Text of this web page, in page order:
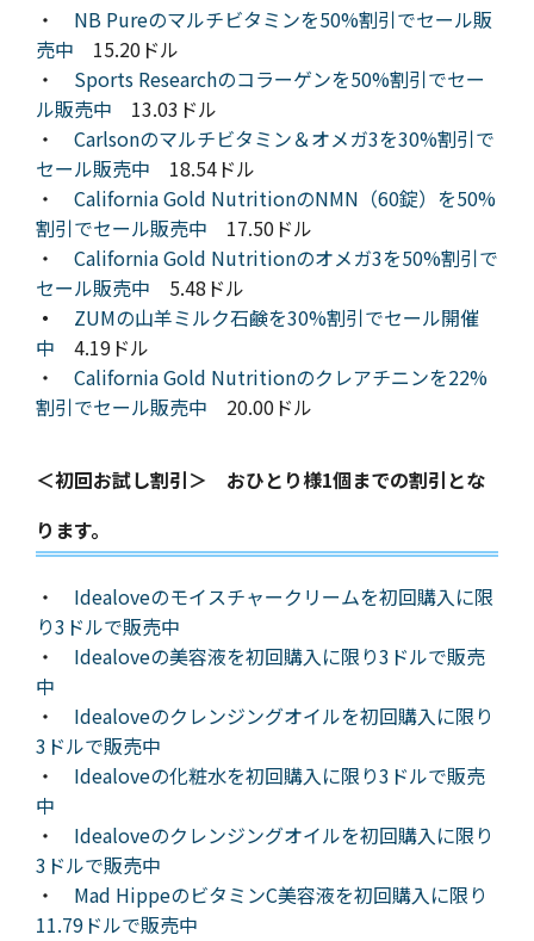
・ NB Pureのマルチビタミンを50%割引でセール販
売中 15.20ドル
・ Sports Researchのコラーゲンを50%割引でセー
ル販売中 13.03ドル
・ Carlsonのマルチビタミン＆オメガ3を30%割引で
セール販売中 18.54ドル
・ California Gold NutritionのNMN（60錠）を50%
割引でセール販売中 17.50ドル
・ California Gold Nutritionのオメガ3を50%割引で
セール販売中 5.48ドル
・
ZUMの山羊ミルク石鹸を30%割引でセール開催
中 4.19ドル
・ California Gold Nutritionのクレアチニンを22%
割引でセール販売中 20.00ドル
＜初回お試し割引＞ おひとり様1個までの割引とな
ります。
・ Idealoveのモイスチャークリームを初回購入に限
り3ドルで販売中
・ Idealoveの美容液を初回購入に限り3ドルで販売
中
・ Idealoveのクレンジングオイルを初回購入に限り
3ドルで販売中
・ Idealoveの化粧水を初回購入に限り3ドルで販売
中
・ Idealoveのクレンジングオイルを初回購入に限り
3ドルで販売中
・ Mad HippeのビタミンC美容液を初回購入に限り
11.79ドルで販売中